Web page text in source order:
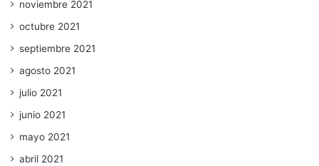
noviembre 2021
octubre 2021
septiembre 2021
agosto 2021
julio 2021
junio 2021
mayo 2021
abril 2021